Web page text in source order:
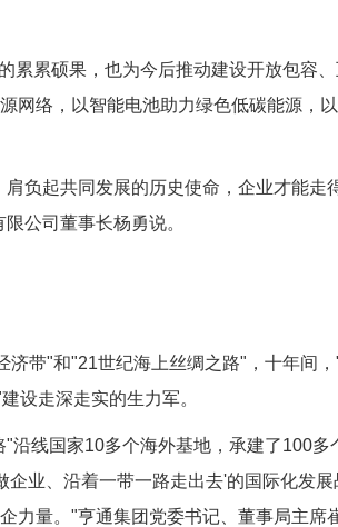
累硕果，也为今后推动建设开放包容
网络，以智能电池助力绿色低碳能源，
起共同发展的历史使命，企业才能走
公司董事长杨勇说。
"和"21世纪海上丝绸之路"，十年间
设走深走实的生力军。
线国家10多个海外基地，承建了100多
业、沿着一带一路走出去'的国际化发
力量。"亨通集团党委书记、董事局主席